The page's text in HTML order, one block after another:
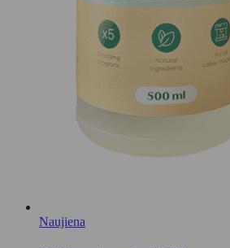
Naujiena